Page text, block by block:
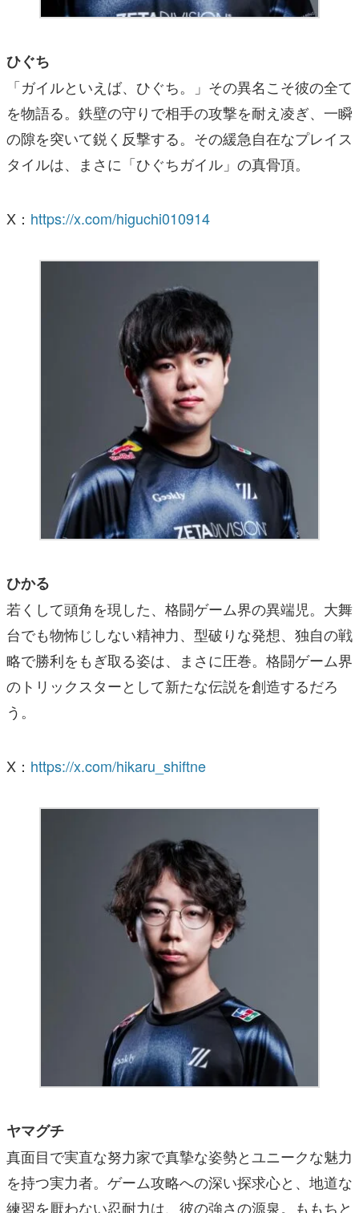
ひぐち
「ガイルといえば、ひぐち。」その異名こそ彼の全て
を物語る。鉄壁の守りで相手の攻撃を耐え凌ぎ、一瞬
の隙を突いて鋭く反撃する。その緩急自在なプレイス
タイルは、まさに「ひぐちガイル」の真骨頂。
X： https://x.com/higuchi010914
ひかる
若くして頭角を現した、格闘ゲーム界の異端児。大舞
台でも物怖じしない精神力、型破りな発想、独自の戦
略で勝利をもぎ取る姿は、まさに圧巻。格闘ゲーム界
のトリックスターとして新たな伝説を創造するだろ
う。
X： https://x.com/hikaru_shiftne
ヤマグチ
真面目で実直な努力家で真摯な姿勢とユニークな魅力
を持つ実力者。ゲーム攻略への深い探求心と、地道な
練習を厭わない忍耐力は、彼の強さの源泉。ももちと